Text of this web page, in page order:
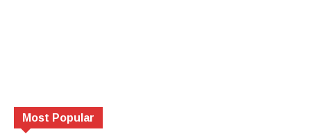
Most Popular